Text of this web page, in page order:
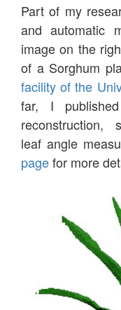
Part of my
and automatic
image on the
of a Sorghum
facility of the
far, I
reconstruction,
leaf angle
pagefor more